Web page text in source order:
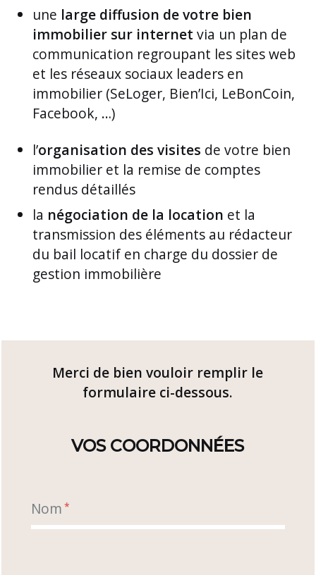
une large diffusion de votre bien
immobilier sur internetvia un plan de
communication regroupant les sites web
et les réseaux sociaux leaders en
immobilier (SeLoger, Bien’Ici, LeBonCoin,
Facebook, …)
l’organisation des visites de votre bien
immobilier et la remise de comptes
rendus détaillés
la négociation de la location et la
transmission des éléments au rédacteur
du bail locatif en charge du dossier de
gestion immobilière
Merci de bien vouloir remplir le
formulaire ci-dessous.
VOS COORDONNÉES
Nom *